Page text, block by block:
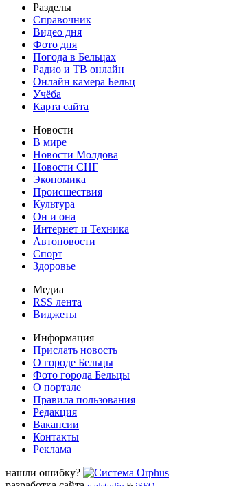
Разделы
Справочник
Видео дня
Фото дня
Погода в Бельцах
Радио и ТВ онлайн
Онлайн камера Бельц
Учёба
Карта сайта
Новости
В мире
Новости Молдова
Новости СНГ
Экономика
Происшествия
Культура
Он и она
Интернет и Техника
Автоновости
Спорт
Здоровье
Медиа
RSS лента
Виджеты
Информация
Прислать новость
О городе Бельцы
Фото города Бельцы
О портале
Правила пользования
Редакция
Вакансии
Контакты
Реклама
нашли ошибку?